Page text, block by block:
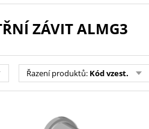
ZÁVIT ALMG3
Řazení produktů: Kód vzest.